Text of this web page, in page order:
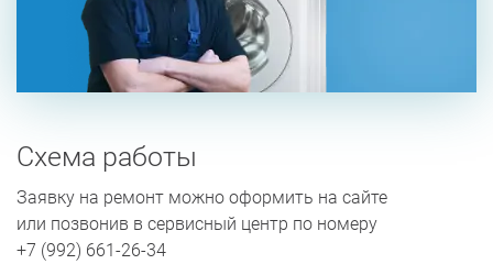
Схема работы
Заявку на ремонт можно оформить на сайте
или позвонив в сервисный центр по номеру
+7 (992) 661-26-34